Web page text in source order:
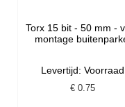
Torx 15 bit - 50 mm -
montage
Levertijd: Voorraad
€0.75